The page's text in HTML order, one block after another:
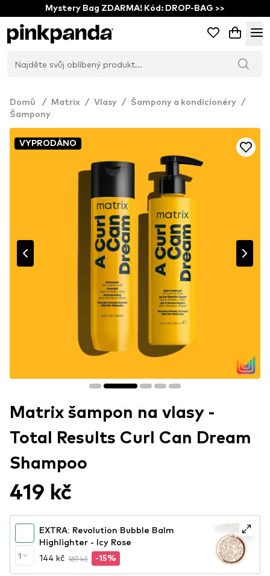
Mystery Bag ZDARMA! Kód: DROP-BAG >>
Domů / Matrix / Vlasy / Šampony a kondicionéry /
Šampony
VYPRODÁNO
Matrix šampon na vlasy -
Total Results Curl Can Dream
Shampoo
419 kč
1
EXTRA: Revolution Bubble Balm
Highlighter - Icy Rose
144 kč 169 kč -15%